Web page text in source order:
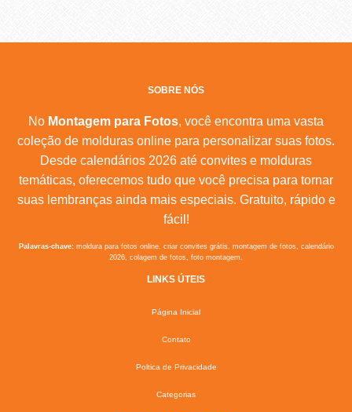
SOBRE NÓS
No Montagem para Fotos, você encontra uma vasta
coleção de molduras online para personalizar suas fotos.
Desde calendários 2026 até convites e molduras
temáticas, oferecemos tudo que você precisa para tornar
suas lembranças ainda mais especiais. Gratuito, rápido e
fácil!
Palavras-chave:moldura para fotos online, criar convites grátis, montagem de fotos, calendário
2026, colagem de fotos, foto montagem.
LINKS ÚTEIS
Página Inicial
Contato
Poltica de Privacidade
Categorias